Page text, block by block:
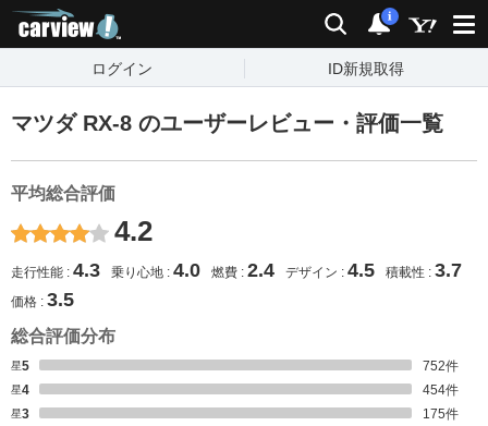
検索 通知
i
ログイン ID新規取得
マツダ RX-8 のユーザーレビュー・評価一覧
平均総合評価
4.2
走行性能 4.3 乗り心地 4.0 燃費 2.4 デザイン 4.5 積載性 3.7
価格 3.5
総合評価分布
星5 752件
星4
454件
星3
175件